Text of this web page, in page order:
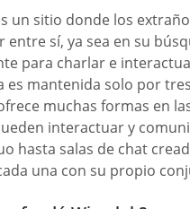
un sitio donde los
entre sí, ya sea en su
para charlar e
es mantenida solo por
muchas formas en
interactuar y
hasta salas de chat
una con su propio